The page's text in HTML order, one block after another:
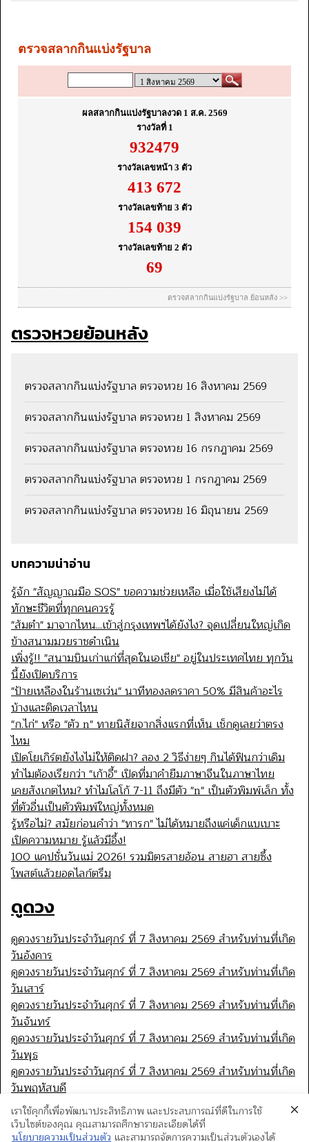
ตรวจหวยย้อนหลัง
ตรวจสลากกินแบ่งรัฐบาล ตรวจหวย 16 สิงหาคม 2569
ตรวจสลากกินแบ่งรัฐบาล ตรวจหวย 1 สิงหาคม 2569
ตรวจสลากกินแบ่งรัฐบาล ตรวจหวย 16 กรกฎาคม 2569
ตรวจสลากกินแบ่งรัฐบาล ตรวจหวย 1 กรกฎาคม 2569
ตรวจสลากกินแบ่งรัฐบาล ตรวจหวย 16 มิถุนายน 2569
บทความน่าอ่าน
รู้จัก "สัญญาณมือ SOS" ขอความช่วยเหลือ เมื่อใช้เสียงไม่ได้
ทักษะชีวิตที่ทุกคนควรรู้
"ส้มตำ" มาจากไหน...เข้าสู่กรุงเทพฯได้ยังไง? จุดเปลี่ยนใหญ่เกิด
ข้างสนามมวยราชดำเนิน
เพิ่งรู้!! "สนามบินเก่าแก่ที่สุดในเอเชีย" อยู่ในประเทศไทย ทุกวัน
นี้ยังเปิดบริการ
"ป้ายเหลืองในร้านเซเว่น" นาทีทองลดราคา 50% มีสินค้าอะไร
บ้างและติดเวลาไหน
"ก.ไก่" หรือ "ตัว n" ทายนิสัยจากสิ่งแรกที่เห็น เช็กดูเลยว่าตรง
ไหม
เปิดโยเกิร์ตยังไงไม่ให้ติดฝา? ลอง 2 วิธีง่ายๆ กินได้ฟินกว่าเดิม
ทำไมต้องเรียกว่า "เก้าอี้" เปิดที่มาคำยืมภาษาจีนในภาษาไทย
เคยสังเกตไหม? ทำไมโลโก้ 7-11 ถึงมีตัว "n" เป็นตัวพิมพ์เล็ก ทั้ง
ที่ตัวอื่นเป็นตัวพิมพ์ใหญ่ทั้งหมด
รู้หรือไม่? สมัยก่อนคำว่า "ทารก" ไม่ได้หมายถึงแค่เด็กแบเบาะ
เปิดความหมาย รู้แล้วมีอึ้ง!
100 แคปชั่นวันแม่ 2026! รวมมิตรสายอ้อน สายฮา สายซึ้ง
โพสต์แล้วยอดไลก์ตรึม
ดูดวง
ดูดวงรายวันประจำวันศุกร์ ที่ 7 สิงหาคม 2569 สำหรับท่านที่เกิด
วันอังคาร
ดูดวงรายวันประจำวันศุกร์ ที่ 7 สิงหาคม 2569 สำหรับท่านที่เกิด
วันเสาร์
ดูดวงรายวันประจำวันศุกร์ ที่ 7 สิงหาคม 2569 สำหรับท่านที่เกิด
วันจันทร์
ดูดวงรายวันประจำวันศุกร์ ที่ 7 สิงหาคม 2569 สำหรับท่านที่เกิด
วันพุธ
ดูดวงรายวันประจำวันศุกร์ ที่ 7 สิงหาคม 2569 สำหรับท่านที่เกิด
วันพฤหัสบดี
เราใช้คุกกี้เพื่อพัฒนาประสิทธิภาพ และประสบการณ์ที่ดีในการใช้
เว็บไซต์ของคุณ คุณสามารถศึกษารายละเอียดได้ที่
นโยบายความเป็นส่วนตัว และสามารถจัดการความเป็นส่วนตัวเองได้